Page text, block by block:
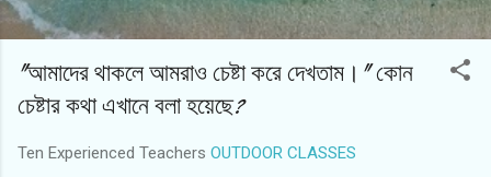
"আমাদের থাকলে আমরাও চেষ্টা করে দেখতাম।" কোন
চেষ্টার কথা এখানে বলা হয়েছে?
Ten Experienced Teachers OUTDOOR CLASSES